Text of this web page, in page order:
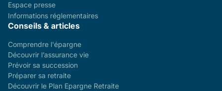
Espace presse
Informations réglementaires
Conseils & articles
Comprendre l'épargne
Découvrir l’assurance vie
Prévoir sa succession
Préparer sa retraite
Découvrir le Plan Epargne Retraite